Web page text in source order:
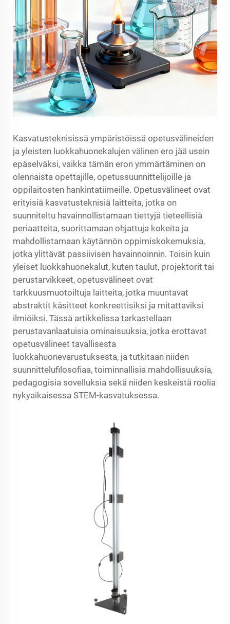
Kasvatusteknisissä ympäristöissä opetusvälineiden
ja yleisten luokkahuonekalujen välinen ero jää usein
epäselväksi, vaikka tämän eron ymmärtäminen on
olennaista opettajille, opetussuunnittelijoille ja
oppilaitosten hankintatiimeille. Opetusvälineet ovat
erityisiä kasvatusteknisiä laitteita, jotka on
suunniteltu havainnollistamaan tiettyjä tieteellisiä
periaatteita, suorittamaan ohjattuja kokeita ja
mahdollistamaan käytännön oppimiskokemuksia,
jotka ylittävät passiivisen havainnoinnin. Toisin kuin
yleiset luokkahuonekalut, kuten taulut, projektorit tai
perustarvikkeet, opetusvälineet ovat
tarkkuusmuotoiltuja laitteita, jotka muuntavat
abstraktit käsitteet konkreettisiksi ja mitattaviksi
ilmiöiksi. Tässä artikkelissa tarkastellaan
perustavanlaatuisia ominaisuuksia, jotka erottavat
opetusvälineet tavallisesta
luokkahuonevarustuksesta, ja tutkitaan niiden
suunnittelufilosofiaa, toiminnallisia mahdollisuuksia,
pedagogisia sovelluksia sekä niiden keskeistä roolia
nykyaikaisessa STEM-kasvatuksessa.